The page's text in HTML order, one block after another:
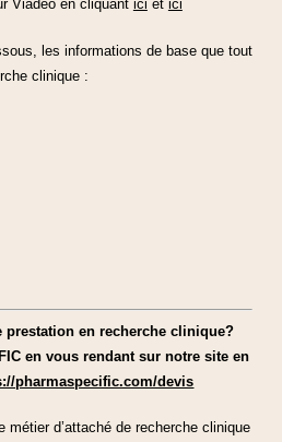
Viadeo en cliquant ici et ici
les informations de base que tout
clinique :
prestation en recherche clinique?
en vous rendant sur notre site en
pharmaspecific.com/devis
d’attaché de recherche clinique